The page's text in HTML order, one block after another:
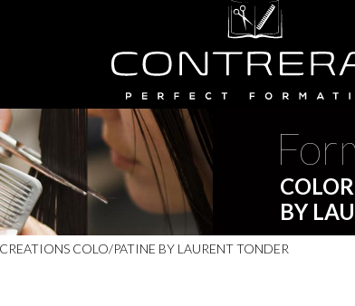
BY
COLO/PATINE BY LAURENT TONDER